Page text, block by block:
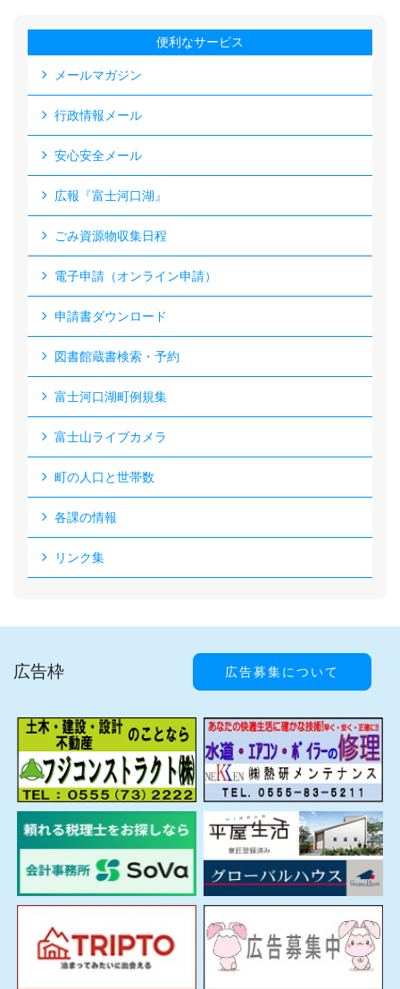
便利なサービス
メールマガジン
行政情報メール
安心安全メール
広報『富士河口湖』
ごみ資源物収集日程
電子申請（オンライン申請）
申請書ダウンロード
図書館蔵書検索・予約
富士河口湖町例規集
富士山ライブカメラ
町の人口と世帯数
各課の情報
リンク集
広告枠 広告募集について